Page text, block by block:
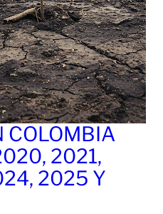
COLOMBIA
2021,
2025 Y